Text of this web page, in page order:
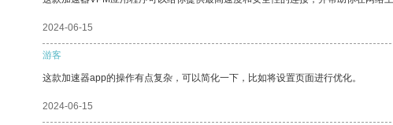
2024-06-15
游客
这款加速器app的操作有点复杂，可以简化一下，比如将设置页面进行优化。
2024-06-15